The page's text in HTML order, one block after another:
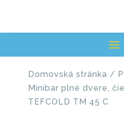
Domovská stránka /
Minibar plné dvere,
TEFCOLD TM 45 C